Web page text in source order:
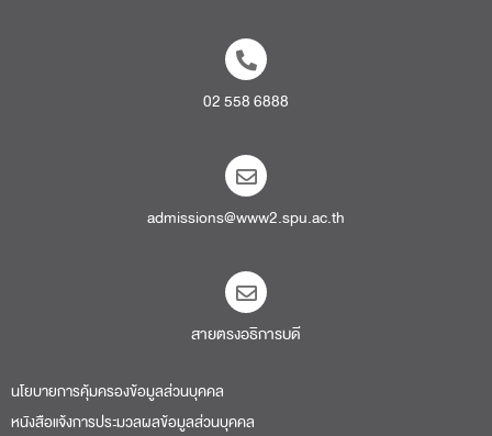
02 558 6888
admissions@www2.spu.ac.th
สายตรงอธิการบดี​
นโยบายการคุ้มครองข้อมูลส่วนบุคคล
หนังสือแจ้งการประมวลผลข้อมูลส่วนบุคคล